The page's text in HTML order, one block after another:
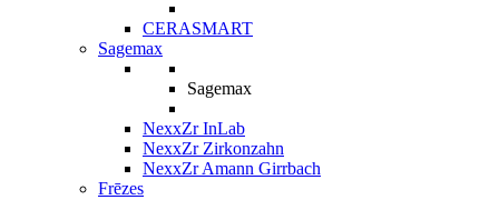
CERASMART
Sagemax
Sagemax
NexxZr InLab
NexxZr Zirkonzahn
NexxZr Amann Girrbach
Frēzes